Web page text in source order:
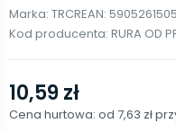
Marka: TRCREAN:
Kod producenta: RURA OD
10,59 zł
Cena hurtowa: od 7,63 zł